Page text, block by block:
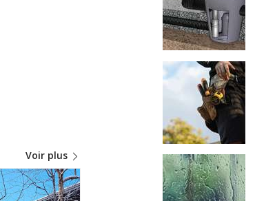
GoliathTech pieux visses
Voir plus